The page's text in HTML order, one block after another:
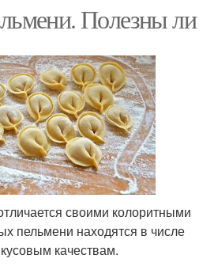
Полезны ли
своими колоритными
пельмени находятся в числе
качествам.